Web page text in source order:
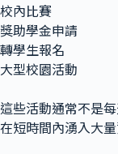
校內比賽
獎助學金申請
轉學生報名
大型校園活動
這些活動通常不是
在短時間內湧入大量